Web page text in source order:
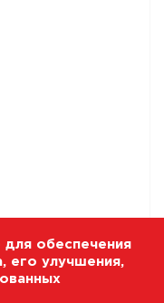
обеспечения
его улучшения,